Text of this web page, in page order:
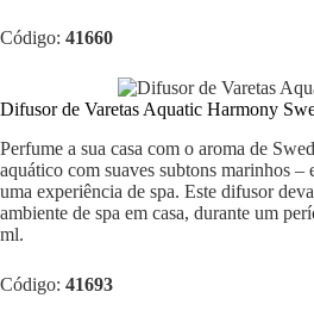
Código: 41660
Difusor de Varetas Aquatic Harmony
Perfume a sua casa com o aroma de
aquático com suaves subtons marinhos –
uma experiência de spa. Este difusor
ambiente de spa em casa, durante um
ml.
Código: 41693